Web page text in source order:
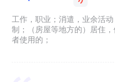
工作，职业；消遣，业余活
制；（房屋等地方的）居住
者使用的；